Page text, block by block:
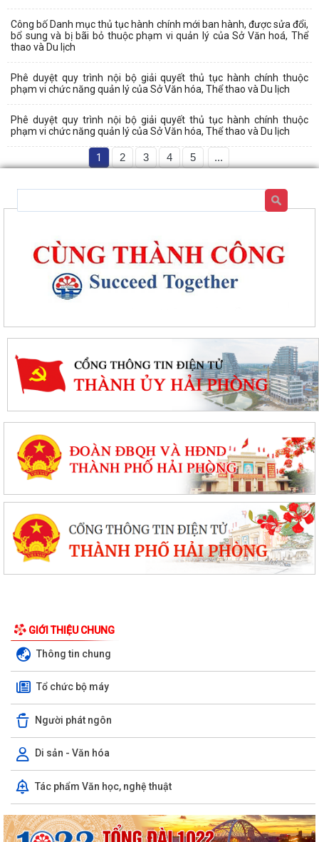
Công bố Danh mục thủ tục hành chính mới ban hành, được sửa đổi,
bổ sung và bị bãi bỏ thuộc phạm vi quản lý của Sở Văn hoá, Thể
thao và Du lịch
Phê duyệt quy trình nội bộ giải quyết thủ tục hành chính thuộc
phạm vi chức năng quản lý của Sở Văn hóa, Thể thao và Du lịch
Phê duyệt quy trình nội bộ giải quyết thủ tục hành chính thuộc
phạm vi chức năng quản lý của Sở Văn hóa, Thể thao và Du lịch
1 2 3 4 5 ...
GIỚI THIỆU CHUNG
Thông tin chung
Tổ chức bộ máy
Người phát ngôn
Di sản - Văn hóa
Tác phẩm Văn học, nghệ thuật
SÓC VÀ PHÒNG TRỪ SÂU BỆNH HẠI LÚA VỤ MÙA NĂM...
️PHƯỜNG THIÊN HƯƠNG HƯỚNG TỚI GIẢI ĐẤU THÀNH PHỐ HẢI PHÒNG
2026